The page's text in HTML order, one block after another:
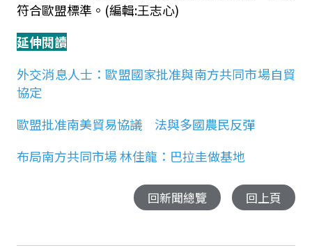
符合歐盟標準。(編輯:王志心)
延伸閱讀
外交消息人士：歐盟國家批准與南方共同市場自貿
協定
歐盟批准南美貿易協議 法與多國農民反彈
布局南方共同市場 林佳龍：巴拉圭做基地
回新聞總覽 回上頁